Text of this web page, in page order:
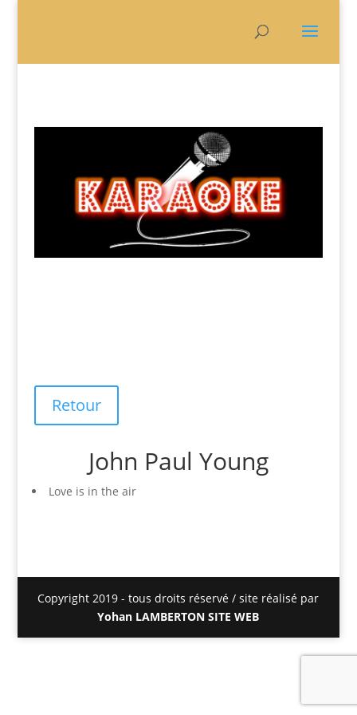
Retour
John Paul Young
Love is in the air
Copyright 2019 - tous droits réservé / site réalisé par
Yohan LAMBERTON SITE WEB